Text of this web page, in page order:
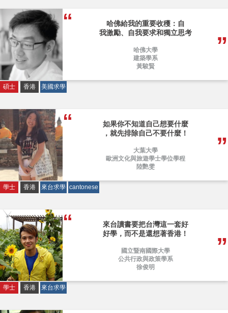
哈佛給我的重要收穫：自
我激勵、自我要求和獨立思考
哈佛大學
建築學系
黃駿賢
碩士 香港 美國求學
如果你不知道自己想要什麼
，就先排除自己不要什麼！
大葉大學
歐洲文化與旅遊學士學位學程
陸艷雯
學士 香港 來台求學 cantonese
來台讀書要把台灣這一套好
好學，而不是還想著香港！
國立暨南國際大學
公共行政與政策學系
徐俊明
學士 香港 來台求學